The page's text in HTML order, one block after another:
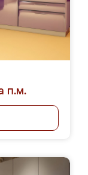
п.м.